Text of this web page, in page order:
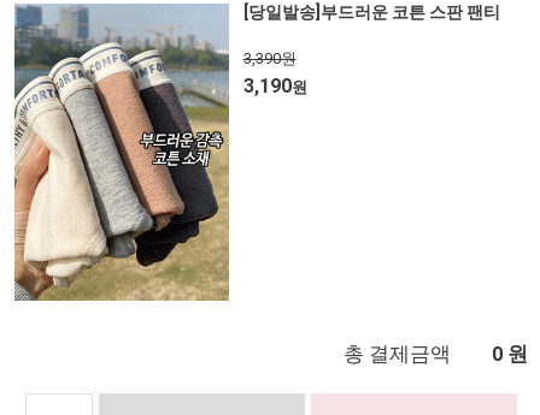
[당일발송]부드러운 코튼 스판 팬티
3,390원
3,190원
총 결제금액 0 원